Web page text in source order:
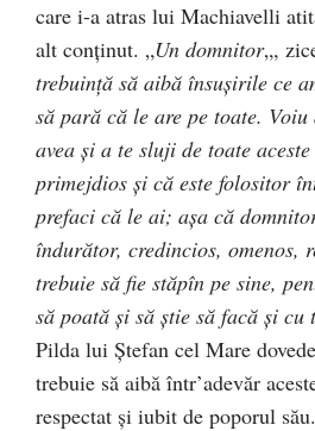
care i-a atras lui Machiavelli
alt conținut. „Un domnitor„,
trebuință să aibă însuşirile ce
să pară că le are pe toate.
avea şi a te sluji de toate
primejdios şi că este folositor
prefaci că le ai; aşa că
îndurător, credincios, omenos,
trebuie să fie stăpîn pe sine,
să poată şi să ştie să facă şi
Pilda lui Ștefan cel Mare
trebuie să aibă într’adevăr
respectat şi iubit de poporul său.